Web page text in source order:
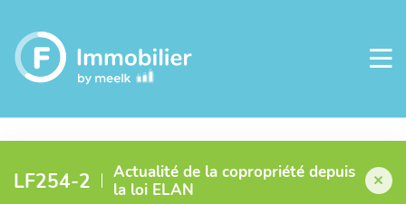
LF254-2
Actualité de la copropriété depuis
la loi ELAN